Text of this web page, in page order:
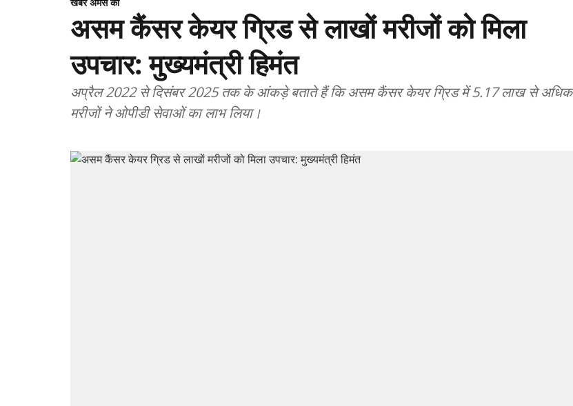
असम कैंसर केयर ग्रिड से लाखों मरीजों को मिला
उपचार: मुख्यमंत्री हिमंत
अप्रैल 2022 से दिसंबर 2025 तक के आंकड़े बताते हैं कि असम कैंसर केयर ग्रिड में 5.17 लाख से अधिक
मरीजों ने ओपीडी सेवाओं का लाभ लिया।